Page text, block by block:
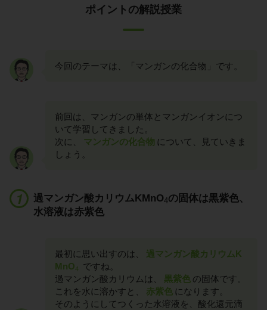
ポイントの解説授業
今回のテーマは、「マンガンの化合物」です。
前回は、マンガンの単体とマンガンイオンにつ
いて学習してきました。
次に、
マンガンの化合物 について、見ていきま
しょう。
過マンガン酸カリウムKMnO4の固体は黒紫色、
水溶液は赤紫色
最初に思い出すのは、
過マンガン酸カリウムK
MnO4
ですね。
過マンガン酸カリウムは、
黒紫色 の固体です。
これを水に溶かすと、
赤紫色 になります。
そのようにしてつくった水溶液を、酸化還元滴